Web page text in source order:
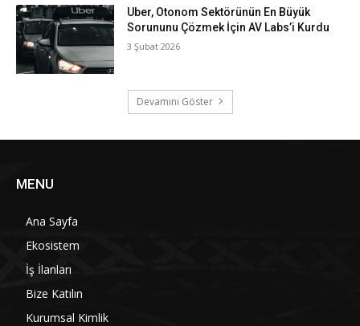
Uber, Otonom Sektörünün En Büyük
Sorununu Çözmek İçin AV Labs’i Kurdu
3 Şubat 2026
Devamını Göster
MENU
Ana Sayfa
Ekosistem
İş İlanları
Bize Katılın
Kurumsal Kimlik